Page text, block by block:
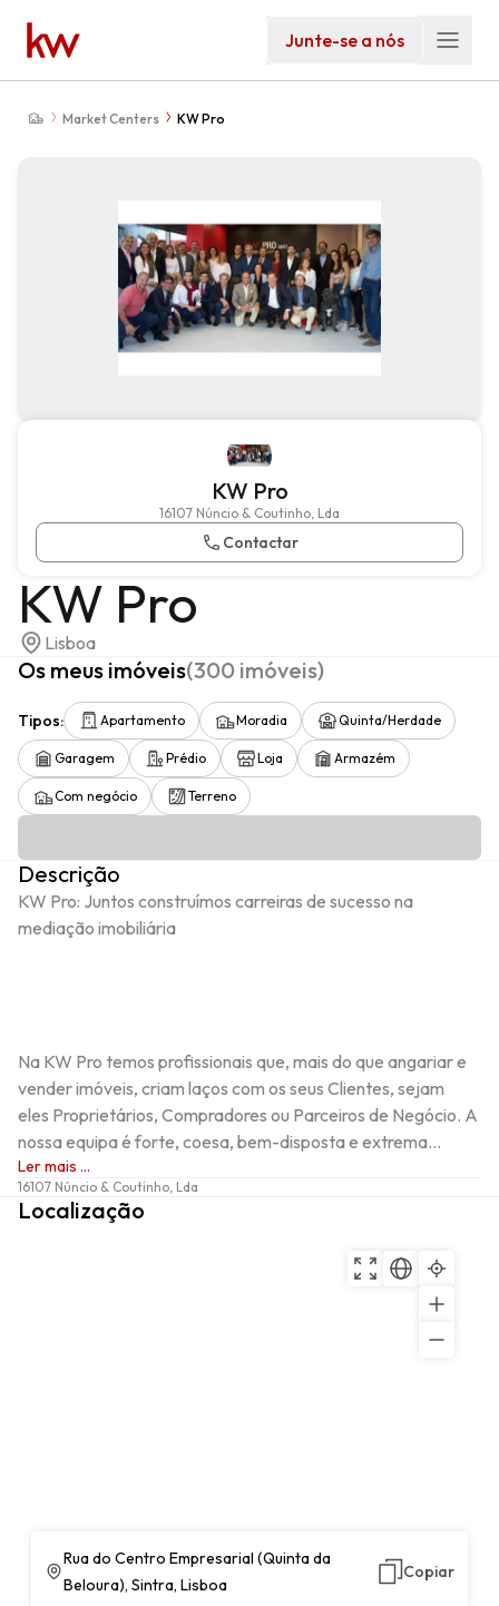
Junte-se a nós
Market Centers KW Pro
KW Pro
16107 Núncio & Coutinho, Lda
Contactar
KW Pro
Lisboa
Os meus imóveis(300 imóveis)
Tipos: Apartamento Moradia Quinta/Herdade
Garagem Prédio Loja Armazém
Com negócio Terreno
Descrição
KW Pro: Juntos construímos carreiras de sucesso na
mediação imobiliária
Na KW Pro temos profissionais que, mais do que angariar e
vender imóveis, criam laços com os seus Clientes, sejam
eles Proprietários, Compradores ou Parceiros de Negócio. A
nossa equipa é forte, coesa, bem-disposta e extrema...
Ler mais ...
16107 Núncio & Coutinho, Lda
Localização
Rua do Centro Empresarial (Quinta da
Beloura), Sintra, Lisboa
Copiar